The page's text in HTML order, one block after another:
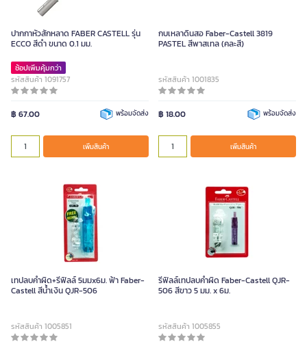
ปากกาหัวสักหลาด FABER CASTELL รุ่น
ECCO สีดำ ขนาด 0.1 มม.
ช้อปเพิ่มคุ้มกว่า
รหัสสินค้า 1091757
฿ 67.00 พร้อมจัดส่ง
เพิ่มสินค้า
กบเหลาดินสอ Faber-Castell 3819
PASTEL สีพาสเทล (คละสี)
รหัสสินค้า 1001835
฿ 18.00 พร้อมจัดส่ง
เพิ่มสินค้า
เทปลบคำผิด+รีฟิลล์ 5มมx6ม. ฟ้า Faber-
Castell สีน้ำเงิน QJR-506
รหัสสินค้า 1005851
รีฟิลล์เทปลบคำผิด Faber-Castell QJR-
506 สีขาว 5 มม. x 6ม.
รหัสสินค้า 1005855